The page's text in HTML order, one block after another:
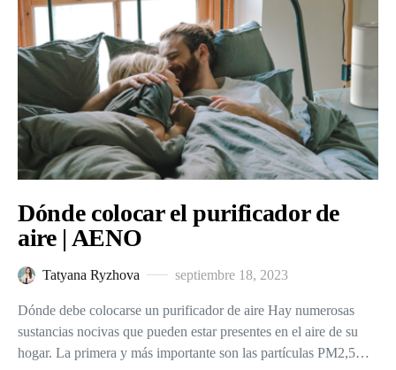
Dónde colocar el purificador de
aire | AENO
Tatyana Ryzhova septiembre 18, 2023
Dónde debe colocarse un purificador de aire Hay numerosas
sustancias nocivas que pueden estar presentes en el aire de su
hogar. La primera y más importante son las partículas PM2,5…